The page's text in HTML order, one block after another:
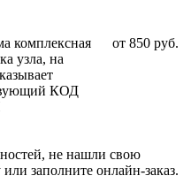
комплексная
узла, на
КОД
от 850 руб.
не нашли свою
заполните онлайн-заказ.